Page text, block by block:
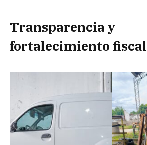
Transparencia y
fortalecimiento fiscal